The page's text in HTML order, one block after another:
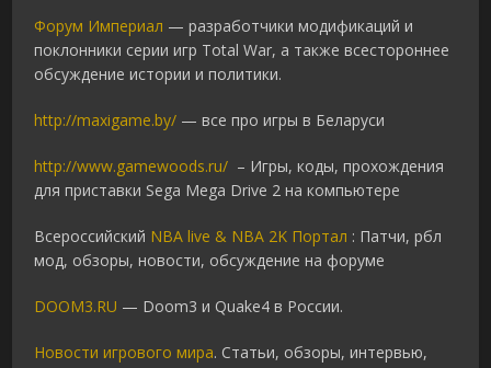
Форум Империал — разработчики модификаций и
поклонники серии игр Total War, а также всестороннее
обсуждение истории и политики.
http://maxigame.by/ — все про игры в Беларуси
http://www.gamewoods.ru/ – Игры, коды, прохождения
для приставки Sega Mega Drive 2 на компьютере
Всероссийский NBA live & NBA 2K Портал : Патчи, рбл
мод, обзоры, новости, обсуждение на форуме
DOOM3.RU — Doom3 и Quake4 в России.
Новости игрового мира. Статьи, обзоры, интервью,